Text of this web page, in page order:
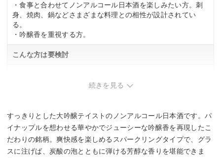
・食事と合わせてノンアルコール日本酒を楽しみたい方。刺
身、焼肉、鍋などさまざまな料理との相性が設計されてい
る。
・吟醸香を重視する方。
こんな方は要検討
口のキレを重視した設計。続きを見る
すっきりとした大吟醸テイストのノンアルコール日本酒です。パ
イナップルを想わせる華やかでジューシーな吟醸香を再現したこ
だわりの銘柄。爽快感を楽しめるスパークリングタイプで、グラ
スに注げば、炭酸の泡とともに弾ける芳醇な香りを堪能できま